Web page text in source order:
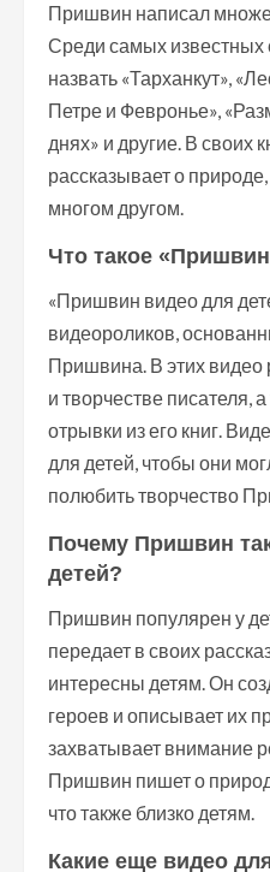
Пришвин написал
Среди самых известных
назвать «Тарханкут»,
Петре и Февронье»,
днях» и другие. В своих
рассказывает о
многом другом.
Что такое
«Пришвин видео для
видеороликов,
Пришвина. В этих видео
и творчестве писателя,
отрывки из его книг.
для детей, чтобы они
полюбить творчество
Почему Пришвин
детей?
Пришвин популярен у
передает в своих
интересны детям. Он
героев и описывает их
захватывает внимание
Пришвин пишет о
что также близко детям.
Какие еще видео